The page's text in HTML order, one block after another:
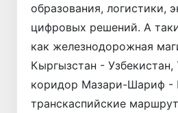
образования, логистики,
цифровых решений. А
как железнодорожная
Кыргызстан - Узбекистан,
коридор Мазари-Шариф -
транскаспийские